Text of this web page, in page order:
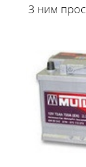
З ним